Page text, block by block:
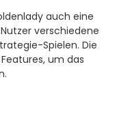
auch eine
verschiedene
Spielen. Die
um das